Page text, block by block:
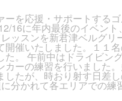
ーを応援・サポートする
16に年内最後のイベント
ッスンを新君津ベルグリ
開催いたしました。１１
た。 午前中はドライビン
カーの練習を行いました
したが、時おり射す日差
分かれて各エリアでの練